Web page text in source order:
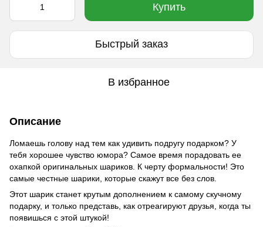
Купить
Быстрый заказ
В избранное
Описание
Ломаешь голову над тем как удивить подругу подарком? У
тебя хорошее чувство юмора? Самое время порадовать ее
охапкой оригинальных шариков. К черту формальности! Это
самые честные шарики, которые скажут все без слов.
Этот шарик станет крутым дополнением к самому скучному
подарку, и только представь, как отреагируют друзья, когда ты
появишься с этой штукой!